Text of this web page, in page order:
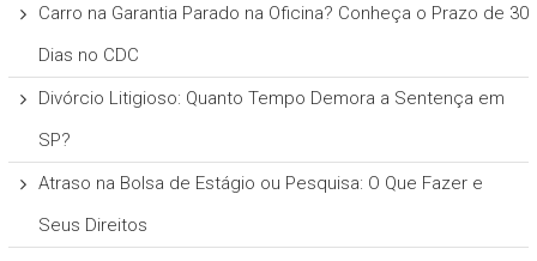
Carro na Garantia Parado na Oficina? Conheça o Prazo de 30
Dias no CDC
Divórcio Litigioso: Quanto Tempo Demora a Sentença em
SP?
Atraso na Bolsa de Estágio ou Pesquisa: O Que Fazer e
Seus Direitos